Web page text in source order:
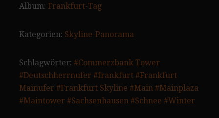
Album: Frankfurt-Tag
Kategorien: Skyline-Panorama
Schlagwörter: #Commerzbank Tower
#Deutschherrnufer #frankfurt #Frankfurt
Mainufer #Frankfurt Skyline #Main #Mainplaza
#Maintower #Sachsenhausen #Schnee #Winter